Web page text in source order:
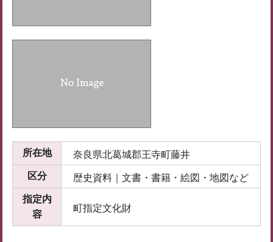
所在地 奈良県北葛城郡王寺町藤井
区分 歴史資料｜文書・書籍・絵図・地図など
指定内
容
町指定文化財